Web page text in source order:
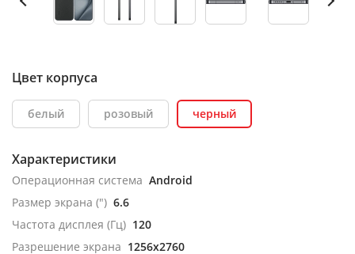
Цвет корпуса
белый розовый черный
Характеристики
Операционная система Android
Размер экрана (") 6.6
Частота дисплея (Гц) 120
Разрешение экрана 1256x2760